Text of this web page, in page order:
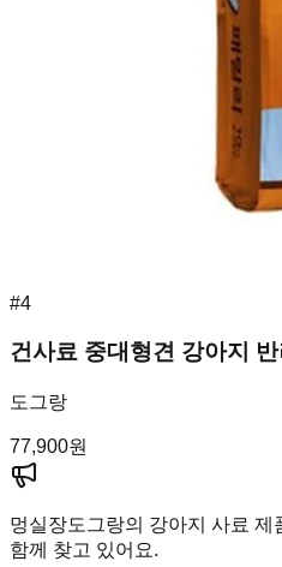
#4
건사료 중대형견 강아지
도그랑
77,900원
멍실장도그랑의 강아지 사료 제
함께 찾고 있어요.